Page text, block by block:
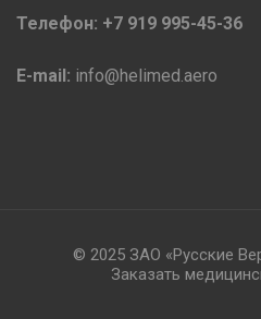
Телефон: +7 919 995-45-36
E-mail: info@helimed.aero
© 2025 ЗАО «Русские
Заказать